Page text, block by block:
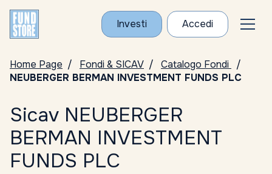
Investi Accedi
Home Page Fondi & SICAV
Catalogo Fondi
NEUBERGER BERMAN INVESTMENT FUNDS PLC
Sicav NEUBERGER
BERMAN INVESTMENT
FUNDS PLC